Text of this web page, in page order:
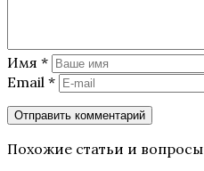
Имя *
Email *
Похожие статьи и вопросы